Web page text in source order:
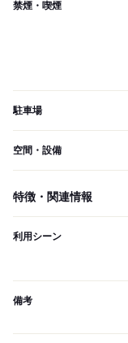
禁煙・喫煙
駐車場
空間・設備
特徴・関連情報
利用シーン
備考